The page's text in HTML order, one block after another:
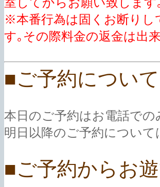
※本番行為は固くお断りし
す｡その際料金の返金は出
■ご予約について
本日のご予約はお電話で
明日以降のご予約について
■ご予約からお